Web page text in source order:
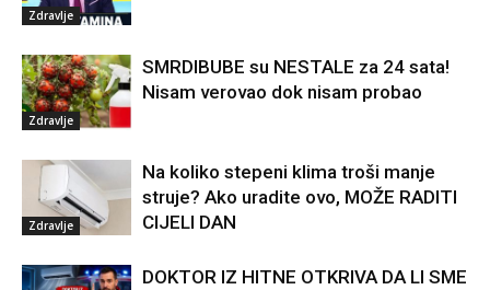
Zdravlje
Zdravlje
SMRDIBUBE su NESTALE za 24 sata!
Nisam verovao dok nisam probao
Zdravlje
Na koliko stepeni klima troši manje
struje? Ako uradite ovo, MOŽE RADITI
CIJELI DAN
DOKTOR IZ HITNE OTKRIVA DA LI SME